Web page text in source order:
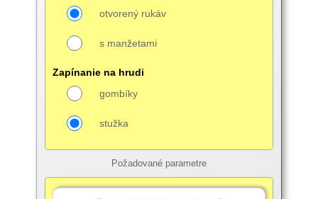
otvorený rukáv
s manžetami
Zapínanie na hrudi
gombíky
stužka
Požadované parametre